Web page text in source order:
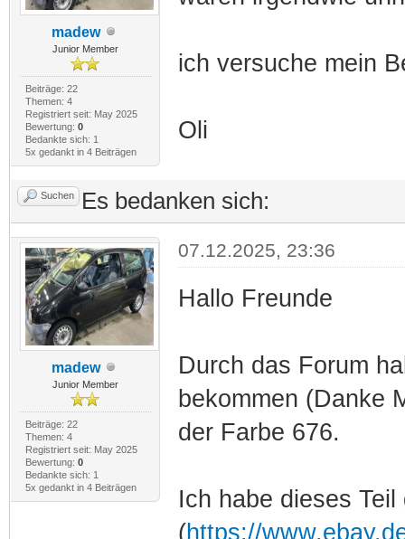
madew
Junior Member
Beiträge: 22
Themen: 4
Registriert seit: May 2025
Bewertung: 0
Bedankte sich: 1
5x gedankt in 4 Beiträgen
ich versuche mein
Oli
Suchen Es bedanken sich:
madew
Junior Member
Beiträge: 22
Themen: 4
Registriert seit: May 2025
Bewertung: 0
Bedankte sich: 1
5x gedankt in 4 Beiträgen
07.12.2025, 23:36
Hallo Freunde
Durch das Forum
bekommen (Danke
der Farbe 676.
Ich habe dieses Teil
(https://